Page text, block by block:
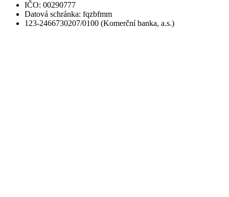
IČO: 00290777
Datová schránka: fqzbfmm
123-2466730207/0100 (Komerční banka, a.s.)